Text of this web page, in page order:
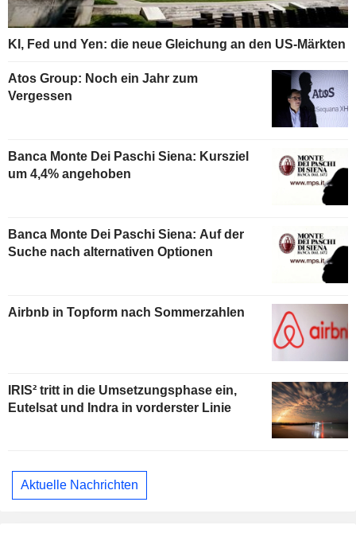
KI, Fed und Yen: die neue Gleichung an den US-Märkten
Atos Group: Noch ein Jahr zum
Vergessen
Banca Monte Dei Paschi Siena: Kursziel
um 4,4% angehoben
Banca Monte Dei Paschi Siena: Auf der
Suche nach alternativen Optionen
Airbnb in Topform nach Sommerzahlen
IRIS² tritt in die Umsetzungsphase ein,
Eutelsat und Indra in vorderster Linie
Aktuelle Nachrichten